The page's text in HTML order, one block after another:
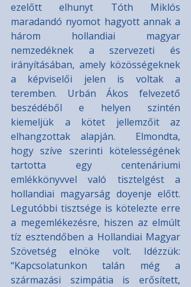
ezelőtt elhunyt Tóth Miklós
maradandó nyomot hagyott annak a
három hollandiai magyar
nemzedéknek a szervezeti és
irányításában, amely közösségeknek
a képviselői jelen is voltak a
teremben. Urbán Ákos felvezető
beszédéből e helyen szintén
kiemeljük a kötet jellemzőit az
elhangzottak alapján.  Elmondta,
hogy szíve szerinti kötelességének
tartotta egy centenáriumi
emlékkönyvvel való tisztelgést a
hollandiai magyarság doyenje előtt.
Legutóbbi tisztsége is kötelezte erre
a megemlékezésre, hiszen az elmúlt
tíz esztendőben a Hollandiai Magyar
Szövetség elnöke volt. Idézzük:
“Kapcsolatunkon talán még a
származási szimpátia is erősített,